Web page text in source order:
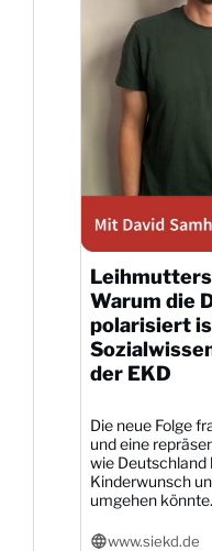
Warum die
polarisiert
der EKD
Die neue Folge
und eine
wie
Kinderwunsch
umgehen könnte.
www.siekd.de